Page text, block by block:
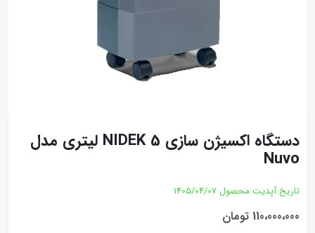
دستگاه اکسیژن سازی NIDEK 5 لیتری مدل
Nuvo
تاریخ آپدیت محصول 1405/04/07
110،000،000 تومان